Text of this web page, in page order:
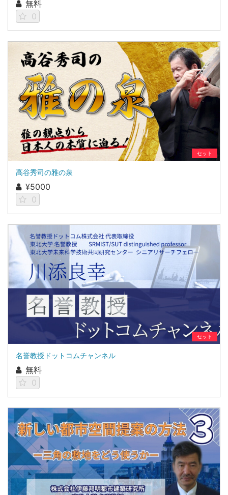
無料
0
セット
高谷秀司の雅の泉
¥5000
0
セット
名誉教授ドットコムチャンネル
無料
0